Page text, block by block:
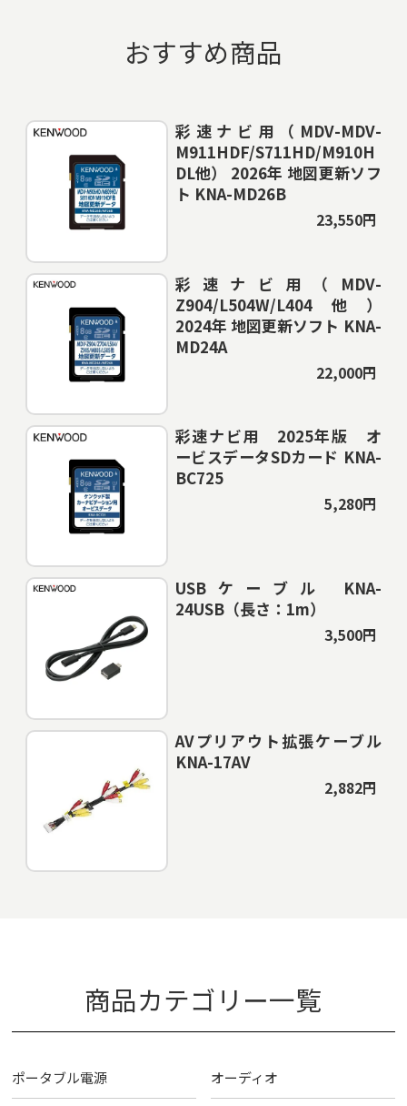
おすすめ商品
彩速ナビ用（MDV-MDV-
M911HDF/S711HD/M910H
DL他） 2026年 地図更新ソフ
ト KNA-MD26B
23,550円
彩速ナビ用（MDV-
Z904/L504W/L404他）
2024年 地図更新ソフト KNA-
MD24A
22,000円
彩速ナビ用 2025年版 オ
ービスデータSDカード KNA-
BC725
5,280円
USBケーブル KNA-
24USB（長さ：1m）
3,500円
AVプリアウト拡張ケーブル
KNA-17AV
2,882円
商品カテゴリー一覧
ポータブル電源 オーディオ